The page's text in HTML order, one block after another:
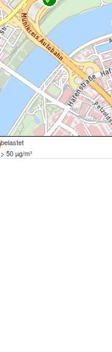
belastet
> 50 µg/m³